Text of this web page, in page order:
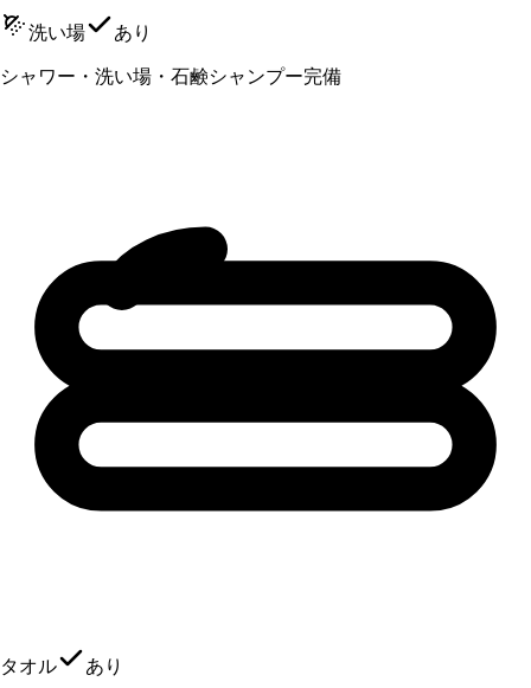
洗い場 あり
シャワー・洗い場・石鹸シャンプー完備
タオル あり